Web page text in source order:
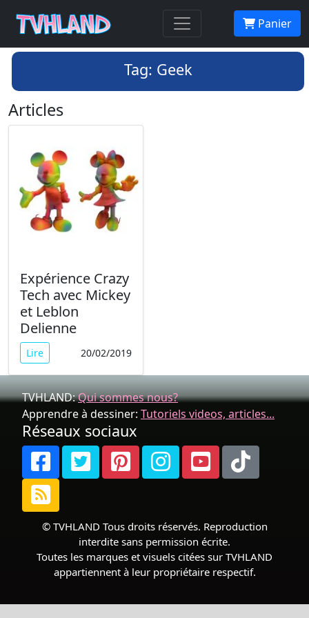
Panier
Tag: Geek
Articles
Expérience Crazy
Tech avec Mickey
et Leblon
Delienne
Lire 20/02/2019
TVHLAND:Qui sommes nous?
Apprendre à dessiner: Tutoriels videos, articles...
Réseaux sociaux
© TVHLAND Tous droits réservés. Reproduction
interdite sans permission écrite.
Toutes les marques et visuels citées sur TVHLAND
appartiennent à leur propriétaire respectif.